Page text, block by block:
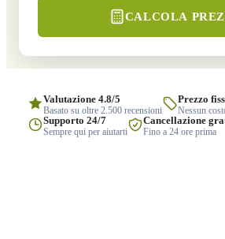
CALCOLA
Valutazione 4.8/5
Basato su oltre 2.500 recensioni
Prezzo
Nessun
Supporto 24/7
Sempre qui per aiutarti
Cancellazione
Fino a 24 ore prima